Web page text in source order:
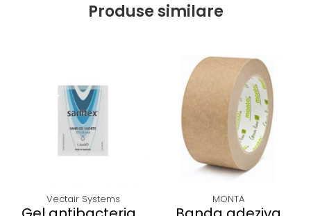
Produse similare
Vectair Systems MONTA